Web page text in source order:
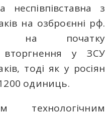
з
на озброєнні рф.
на початку
вторгнення у ЗСУ
тоді як у росіян
одиниць.
технологічним